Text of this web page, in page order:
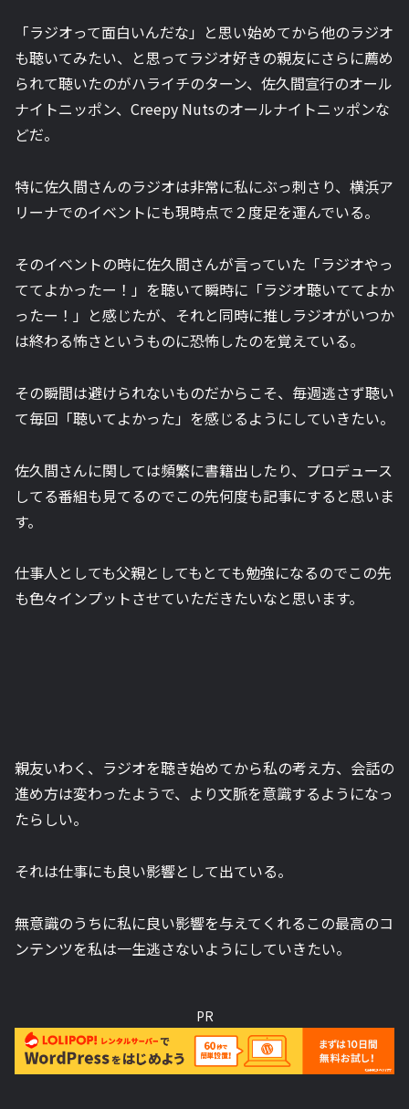
「ラジオって面白いんだな」と思い始めてから他のラジオ
も聴いてみたい、と思ってラジオ好きの親友にさらに薦め
られて聴いたのがハライチのターン、佐久間宣行のオール
ナイトニッポン、Creepy Nutsのオールナイトニッポンな
どだ。
特に佐久間さんのラジオは非常に私にぶっ刺さり、横浜ア
リーナでのイベントにも現時点で２度足を運んでいる。
そのイベントの時に佐久間さんが言っていた「ラジオやっ
ててよかったー！」を聴いて瞬時に「ラジオ聴いててよか
ったー！」と感じたが、それと同時に推しラジオがいつか
は終わる怖さというものに恐怖したのを覚えている。
その瞬間は避けられないものだからこそ、毎週逃さず聴い
て毎回「聴いてよかった」を感じるようにしていきたい。
佐久間さんに関しては頻繁に書籍出したり、プロデュース
してる番組も見てるのでこの先何度も記事にすると思いま
す。
仕事人としても父親としてもとても勉強になるのでこの先
も色々インプットさせていただきたいなと思います。
親友いわく、ラジオを聴き始めてから私の考え方、会話の
進め方は変わったようで、より文脈を意識するようになっ
たらしい。
それは仕事にも良い影響として出ている。
無意識のうちに私に良い影響を与えてくれるこの最高のコ
ンテンツを私は一生逃さないようにしていきたい。
PR